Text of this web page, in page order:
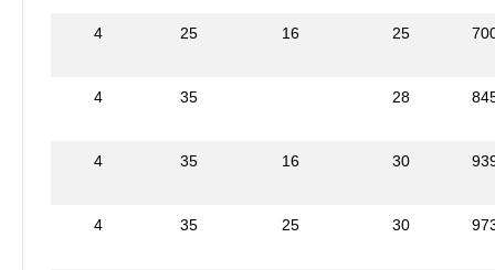
4 25 16 25
4 35 28
4 35 16 30
4 35 25 30